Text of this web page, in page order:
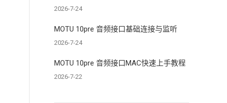
2026-7-24
MOTU 10pre 音频接口基础连接与监听
2026-7-24
MOTU 10pre 音频接口MAC快速上手教程
2026-7-22